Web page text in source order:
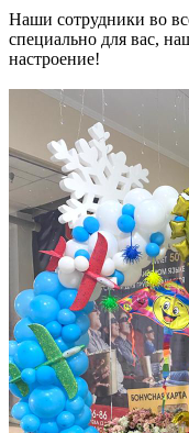
Наши сотрудники во
специально для вас,
настроение!